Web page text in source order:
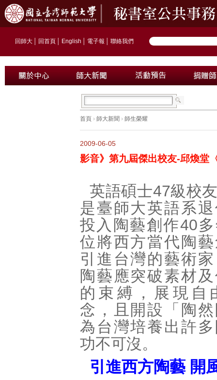
回師大 回首頁 English 電子報 聯絡我們
首頁 › 師大新聞 › 師生榮耀
2009-06-05
影音》第九屆傑出校友-邱煥堂
英語碩士47級校
是臺師大英語系
投入陶藝創作40
位將西方當代陶
引進台灣的藝術
陶藝應突破素材
的束縛，展現自
念，且開設「陶
為台灣培養出許
功不可沒。
引進西方陶藝 開